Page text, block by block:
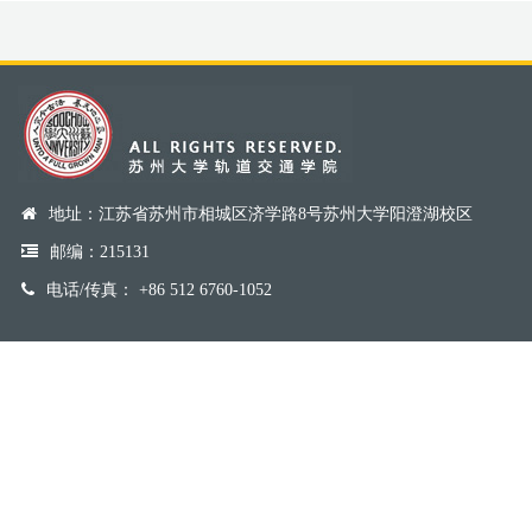
地址：江苏省苏州市相城区济学路8号苏州大学阳澄湖校区
邮编：215131
电话/传真： +86 512 6760-1052